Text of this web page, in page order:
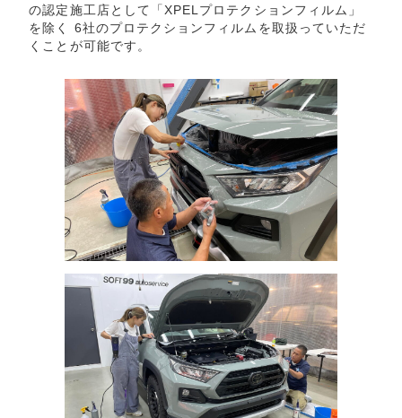
の認定施工店として「XPELプロテクションフィルム」
を除く 6社のプロテクションフィルムを取扱っていただ
くことが可能です。